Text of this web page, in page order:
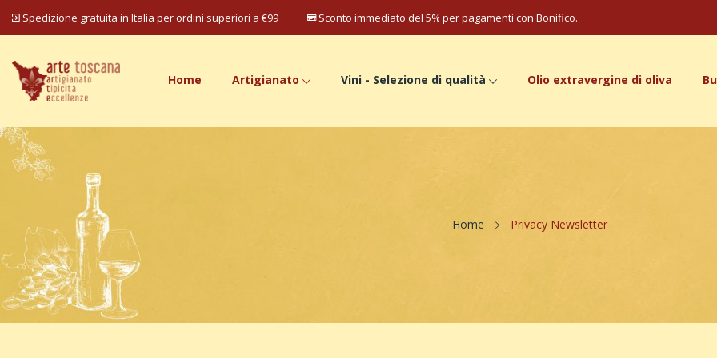
Spedizione gratuita in Italia per ordini superiori a €99 Sconto immediato del 5% per pagamenti con Bonifico.
Home Artigianato Vini - Selezione di qualità Olio extravergine di oliva
Home Privacy Newsletter